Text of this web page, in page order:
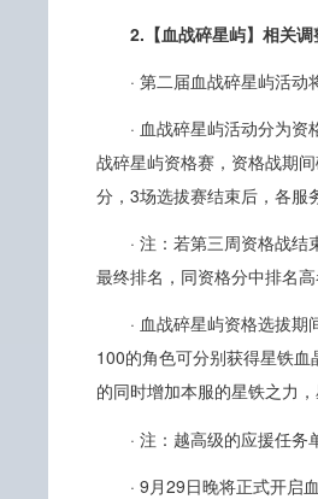
2.【血战碎星屿】相关调
· 第二届血战碎星屿活
· 血战碎星屿活动分为
战碎星屿资格赛，资格战期
分，3场选拔赛结束后，各服
· 注：若第三周资格战
最终排名，同资格分中排名高
· 血战碎星屿资格选拔
100的角色可分别获得星铁
的同时增加本服的星铁之力
· 注：越高级的应援任务
· 9月29日晚将正式开启